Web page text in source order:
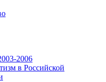
2006
в Российской